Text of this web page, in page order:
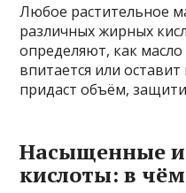
Любое растительное
различных жирных
определяют, как масло
впитается или
придаст объём,
Насыщенные
кислоты: в